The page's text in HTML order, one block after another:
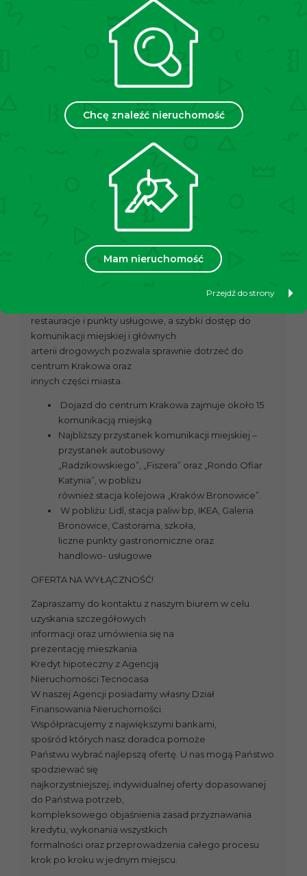
Chcę znaleźć nieruchomość
Mam nieruchomość
Przejdź do strony
dwie łazienki z wanną i WC
Dodatkowe informacje:
Własność – pełna własność z Księgą Wieczystą
Ekspozycja okien – północ – południe
Ogrzewanie – MPEC
Okna – plastikowe
Czynsz administracyjny wynosi 912 zł (w czynszu:
zaliczka na ogrzewanie,
wodę, kanalizację, wywóz śmieci, utrzymanie
części wspólnych, fundusz
Lokalizacja:
Mieszkanie znajduje się w doskonałej lokalizacji, która
łączy spokój osiedlowej
zabudowy z bliskością miejskiej infrastruktury. W
restauracje i punkty usługowe, a szybki dostęp do
komunikacji miejskiej i głównych
arterii drogowych pozwala sprawnie dotrzeć do
centrum Krakowa oraz
innych części miasta.
Dojazd do centrum Krakowa zajmuje około 15
komunikacją miejską
Najbliższy przystanek komunikacji miejskiej –
przystanek autobusowy
„Radzikowskiego”, „Fiszera” oraz „Rondo Ofiar
Katynia”, w pobliżu
również stacja kolejowa „Kraków Bronowice”.
W pobliżu: Lidl, stacja paliw bp, IKEA, Galeria
Bronowice, Castorama, szkoła,
liczne punkty gastronomiczne oraz
handlowo- usługowe
OFERTA NA WYŁĄCZNOŚĆ!
Zapraszamy do kontaktu z naszym biurem w celu
uzyskania szczegółowych
informacji oraz umówienia się na
prezentację mieszkania.
Kredyt hipoteczny z Agencją
Nieruchomości Tecnocasa
W naszej Agencji posiadamy własny Dział
Finansowania Nieruchomości.
Współpracujemy z największymi bankami,
spośród których nasz doradca pomoże
Państwu wybrać najlepszą ofertę. U nas mogą Państwo
spodziewać się
najkorzystniejszej, indywidualnej oferty dopasowanej
do Państwa potrzeb,
kompleksowego objaśnienia zasad przyznawania
kredytu, wykonania wszystkich
formalności oraz przeprowadzenia całego procesu
krok po kroku w jednym miejscu.